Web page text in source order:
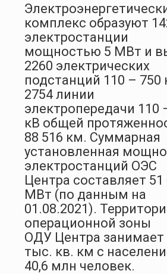
комплекс образуют
электростанции
мощностью 5 МВт и
2260 электрических
подстанций 110 – 750
2754 линии
электропередачи 110
кВ общей
88 516 км. Суммарная
установленная
электростанций ОЭС
Центра составляет 51
МВт (по данным на
01.08.2021).
операционной зоны
ОДУ Центра занимает
тыс. кв. км с
40,6 млн человек.